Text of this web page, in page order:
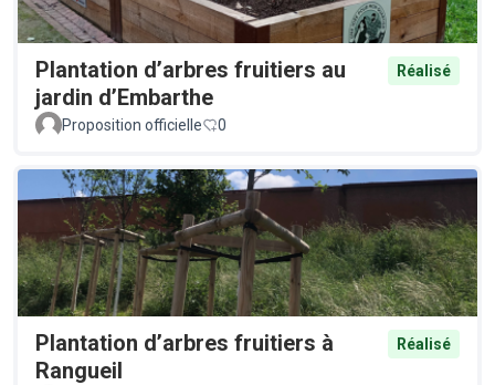
Plantation d’arbres fruitiers au
jardin d’Embarthe
Réalisé
Proposition officielle 0
Plantation d’arbres fruitiers à
Rangueil
Réalisé